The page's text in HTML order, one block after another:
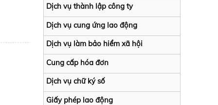
Dịch vụ thành lập công ty
Dịch vụ cung ứng lao động
Dịch vụ làm bảo hiểm xã hội
Cung cấp hóa đơn
Dịch vụ chữ ký số
Giấy phép lao động